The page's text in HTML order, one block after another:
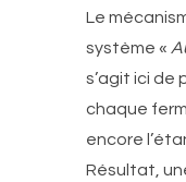
Le
système «
s’agit ici de
chaque
encore
Résultat,